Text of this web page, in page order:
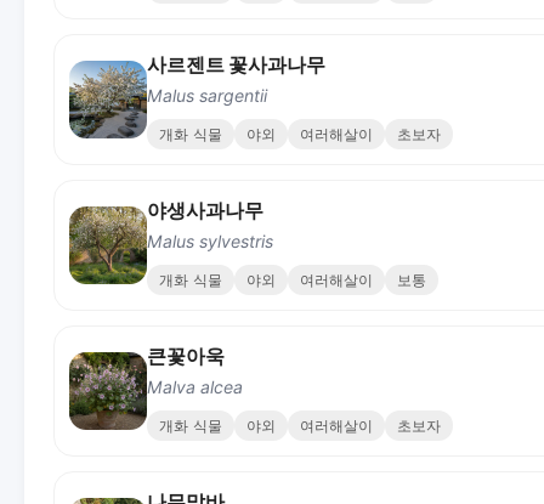
사르젠트 꽃사과나무
Malus sargentii
개화 식물 야외 여러해살이 초보자
야생사과나무
Malus sylvestris
개화 식물 야외 여러해살이 보통
큰꽃아욱
Malva alcea
개화 식물 야외 여러해살이 초보자